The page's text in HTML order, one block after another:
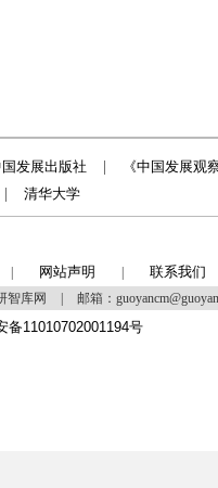
发展出版社
《中国发展观
清华大学
网站声明 联系我们
智库网 邮箱：
备11010702001194号